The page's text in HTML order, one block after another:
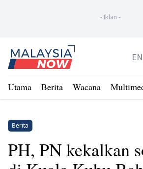
- Iklan -
Home
EN
Utama Berita Wacana
Berita
PH, PN kekalkan